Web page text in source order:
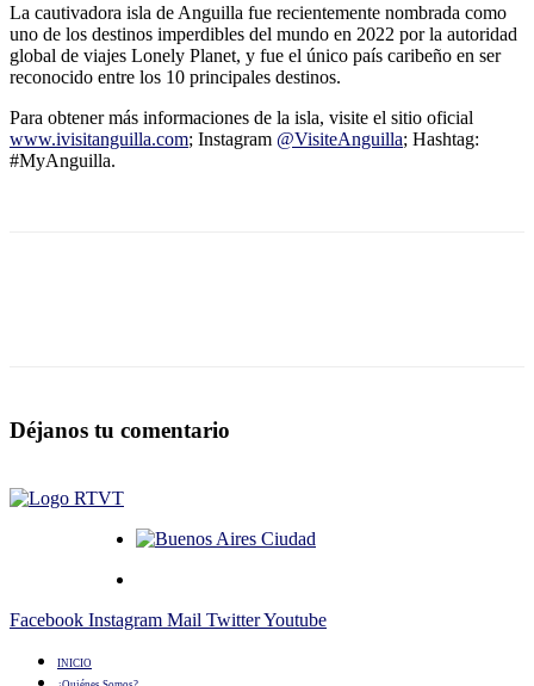
La cautivadora isla de Anguilla fue recientemente nombrada como
uno de los destinos imperdibles del mundo en 2022 por la autoridad
global de viajes Lonely Planet, y fue el único país caribeño en ser
reconocido entre los 10 principales destinos.
Para obtener más informaciones de la isla, visite el sitio oficial
www.ivisitanguilla.com; Instagram @VisiteAnguilla; Hashtag:
#MyAnguilla.
Déjanos tu comentario
Facebook Instagram Mail TwitterYoutube
INICIO